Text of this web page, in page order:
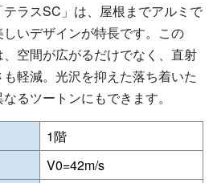
ラスSC」は、屋根までアルミで
いデザインが特長です。この
、空間が広がるだけでなく、直射
軽減。光沢を抑えた落ち着いた
るツートンにもできます。
1階
V0=42m/s